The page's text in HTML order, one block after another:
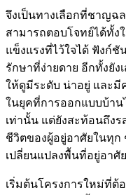
จึงเป็นทางเลือกที่ชาญฉ
สามารถตอบโจทย์ได้ทั้
แข็งแรงที่ไว้ใจได้ ฟังก์
รักษาที่ง่ายดาย อีกทั้งยั
ให้ดูมีระดับ น่าอยู่ และมี
ในยุคที่การออกแบบบ้าน
เท่านั้น แต่ยังสะท้อนถึง
ชีวิตของผู้อยู่อาศัยในทุ
เปลี่ยนแปลงพื้นที่อยู่อาศั
เริ่มต้นโครงการใหม่ที่